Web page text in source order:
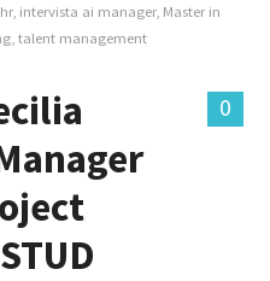
hr, intervista ai manager, Master in
,talent management
0